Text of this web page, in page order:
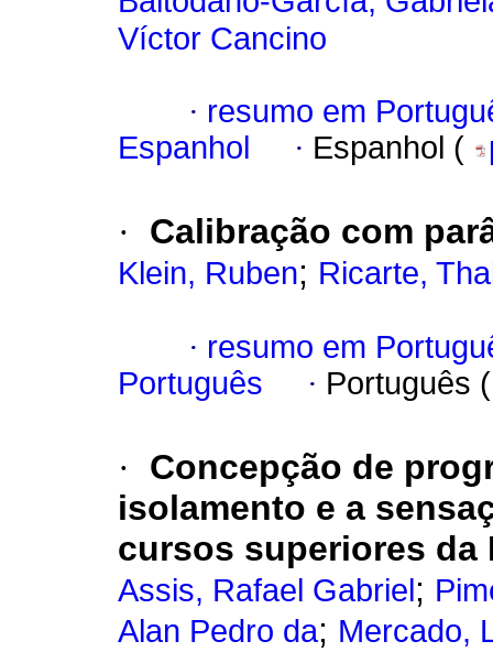
Víctor Cancino
· resumo em
Espanhol
· Espanhol (
· Calibração com
Klein, Ruben; Ricarte,
· resumo em
Português
· Português
·
Concepção de
isolamento e a
cursos superiores da
Assis, Rafael Gabriel ;
Alan Pedro da; Mercado,